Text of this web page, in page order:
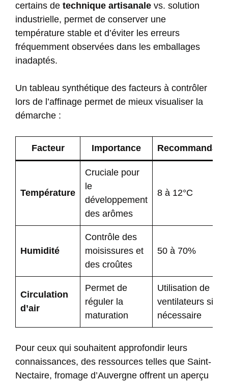
certains de technique artisanale vs. solution
industrielle, permet de conserver une
température stable et d’éviter les erreurs
fréquemment observées dans les emballages
inadaptés.
Un tableau synthétique des facteurs à contrôler
lors de l’affinage permet de mieux visualiser la
démarche :
Facteur Importance
Température
Cruciale pour
le
développement
des arômes
8 à 12°C
Humidité
Contrôle des
moisissures et
des croûtes
50 à 70%
Circulation
d’air
Permet de
réguler la
maturation
Utilisation de
ventilateurs si
nécessaire
Pour ceux qui souhaitent approfondir leurs
connaissances, des ressources telles que Saint-
Nectaire, fromage d’Auvergne offrent un aperçu